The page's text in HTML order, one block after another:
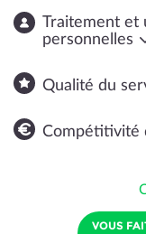
Traitement et
personnelles
Qualité du
Compétitivité
VOUS